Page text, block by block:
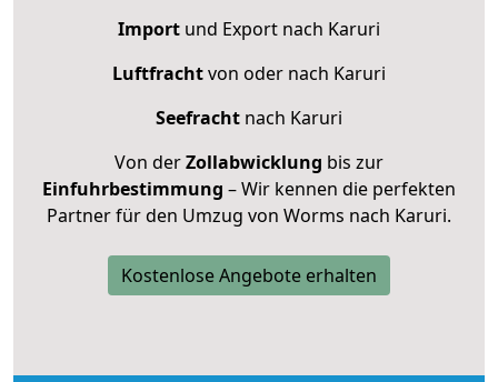
Import und Export nach Karuri
Luftfrachtvon oder nach Karuri
Seefracht nach Karuri
Von derZollabwicklung bis zur
Einfuhrbestimmung – Wir kennen die perfekten
Partner für den Umzug von Worms nach Karuri.
Kostenlose Angebote erhalten